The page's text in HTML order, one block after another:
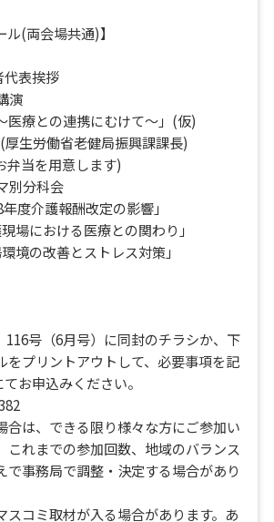
ル(両会場共通)】
代表挨拶
演
医療との連携にむけて～」(仮)
厚生労働省老健局振興課課長)
弁当を用意します)
別分科会
度介護報酬改定の影響」
場における医療との関わり」
境の改善とストレス対策」
116号（6月号）に同封のチラシか、下
をプリントアウトして、必要事項を記
お申込みください。
は、できる限り様々な方にご参加い
これまでの参加回数、地域のバランス
で事務局で調整・決定する場合があり
コミ取材が入る場合があります。あ